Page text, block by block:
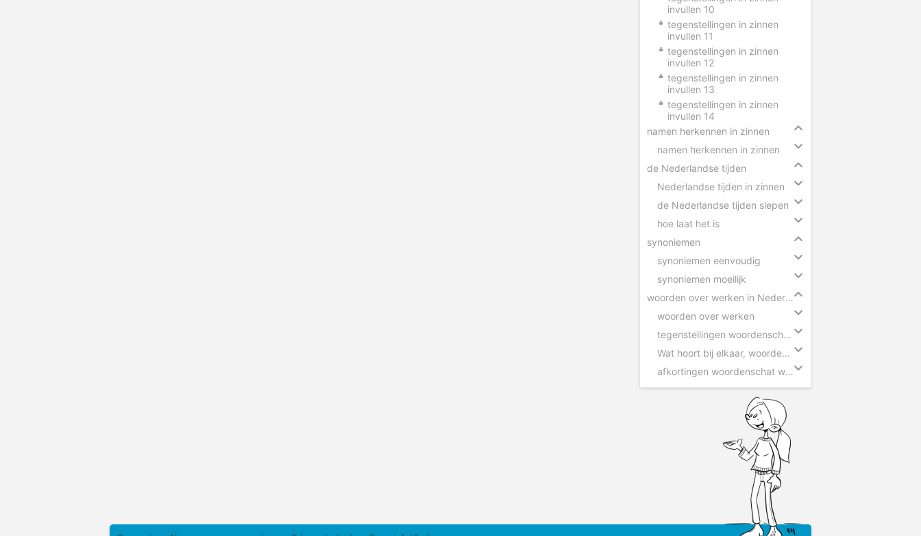
invullen 10
tegenstellingen in zinnen
invullen 11
tegenstellingen in zinnen
invullen 12
tegenstellingen in zinnen
invullen 13
tegenstellingen in zinnen
invullen 14
namen herkennen in zinnen
namen herkennen in zinnen
de Nederlandse tijden
Nederlandse tijden in zinnen
de Nederlandse tijden slepen
hoe laat het is
synoniemen
synoniemen eenvoudig
synoniemen moeilijk
woorden over werken in Nederland
woorden over werken
tegenstellingen woordenschat werken
Wat hoort bij elkaar, woorden over werken
afkortingen woordenschat werken